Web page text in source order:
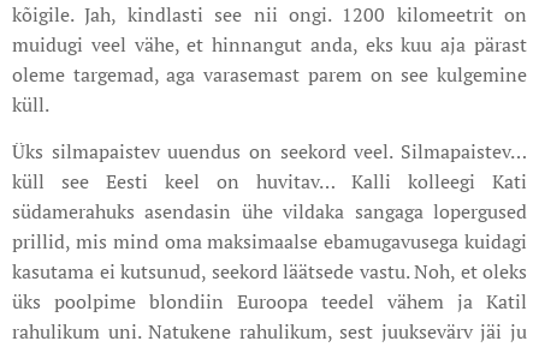
kõigile. Jah, kindlasti see nii ongi. 1200 kilomeetrit on
muidugi veel vähe, et hinnangut anda, eks kuu aja pärast
oleme targemad, aga varasemast parem on see kulgemine
küll.
Üks silmapaistev uuendus on seekord veel. Silmapaistev…
küll see Eesti keel on huvitav… Kalli kolleegi Kati
südamerahuks asendasin ühe vildaka sangaga lopergused
prillid, mis mind oma maksimaalse ebamugavusega kuidagi
kasutama ei kutsunud, seekord läätsede vastu. Noh, et oleks
üks poolpime blondiin Euroopa teedel vähem ja Katil
rahulikum uni. Natukene rahulikum, sest juuksevärv jäi ju